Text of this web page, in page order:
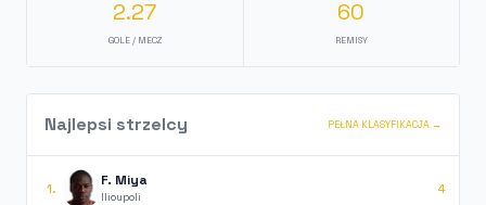
2.27
GOLE / MECZ
60
REMISY
Najlepsi strzelcy PEŁNA KLASYFIKACJA →
1. F. Miya
Ilioupoli 4